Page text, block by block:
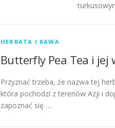
HERBATA I KAWA
Butterfly Pea Tea i jej
Przyznać trzeba, że nazwa tej
która pochodzi z terenów Azji i
zapoznać się …